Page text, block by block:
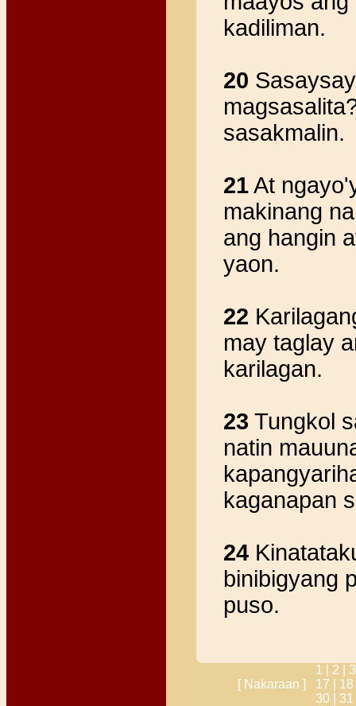
kadiliman.
20
sasakmalin.
21At
makinang
ang hangin
yaon.
22
may taglay
karilagan.
23 Tungkol
natin
kaganapan
24
binibigyang
puso.
[ Nakaraan ]
1 | 2 |
17 |
30 |